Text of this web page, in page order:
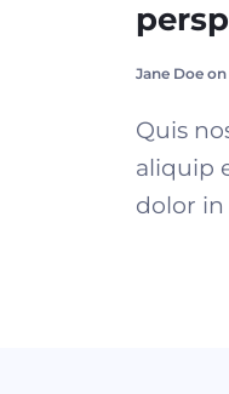
Jane Doe
Quis
aliquip
dolor